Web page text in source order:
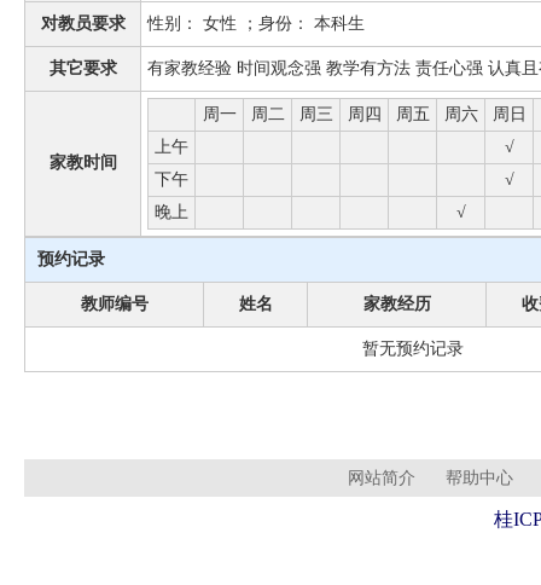
对教员要求 性别： 女性 ；身份： 本科生
其它要求 有家教经验 时间观念强 教学有方法 责任心强 认真
家教时间
周一 周二 周三 周四 周五 周六 周日
上午
√
下午
√
晚上
√
预约记录
教师编号 姓名 家教经历
暂无预约记录
网站简介 帮助中心
桂